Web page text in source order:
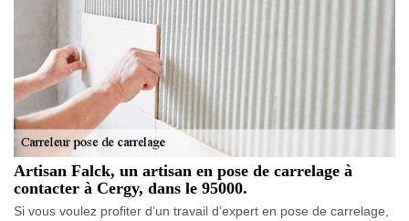
Artisan Falck, un artisan en pose de carrelage à
contacter à Cergy, dans le 95000.
Si vous voulez profiter d’un travail d’expert en pose de carrelage,